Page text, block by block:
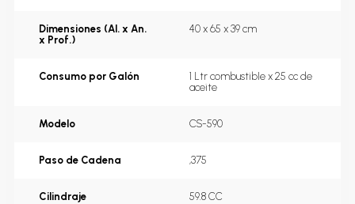
Dimensiones (Al. x An.
x Prof.)
40 x 65 x 39 cm
Consumo por Galón
1 Ltr combustible x 25 cc de
aceite
Modelo CS-590
Paso de Cadena ,375
Cilindraje 59.8 CC